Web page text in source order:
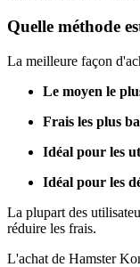
Copie de Trading
Rejoignez les
Quelle méthode
La meilleure façon
Le moyen le
Frais les plus
Idéal pour les
Idéal pour les
La plupart des
réduire les frais.
L'achat de Hamster